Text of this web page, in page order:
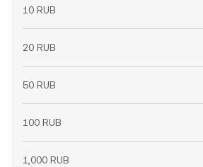
10 RUB
20 RUB
50 RUB
100 RUB
1,000 RUB